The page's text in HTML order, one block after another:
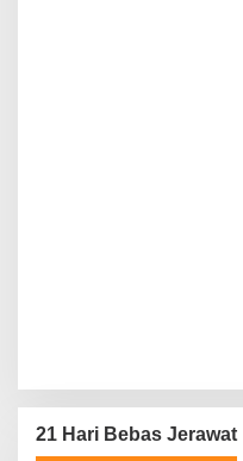
21 Hari Bebas Jerawat